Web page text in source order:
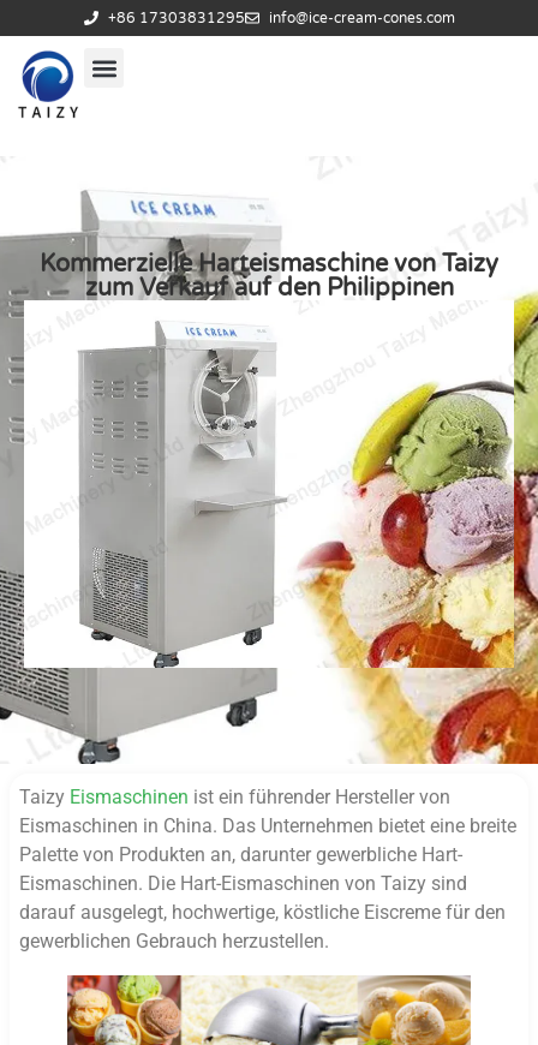
+86 17303831295 info@ice-cream-cones.com
Kommerzielle Harteismaschine von Taizy
zum Verkauf auf den Philippinen
Taizy Eismaschinen ist ein führender Hersteller von
Eismaschinen in China. Das Unternehmen bietet eine breite
Palette von Produkten an, darunter gewerbliche Hart-
Eismaschinen. Die Hart-Eismaschinen von Taizy sind
darauf ausgelegt, hochwertige, köstliche Eiscreme für den
gewerblichen Gebrauch herzustellen.